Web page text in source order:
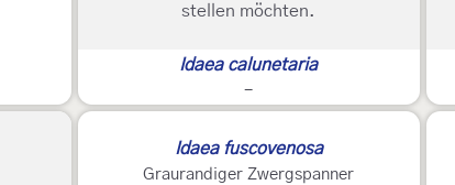
stellen möchten.
Idaea calunetaria
-
Idaea fuscovenosa
Graurandiger Zwergspanner